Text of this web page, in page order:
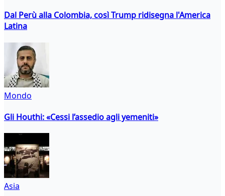
Dal Perù alla Colombia, così Trump ridisegna l'America
Latina
Mondo
Gli Houthi: «Cessi l’assedio agli yemeniti»
Asia